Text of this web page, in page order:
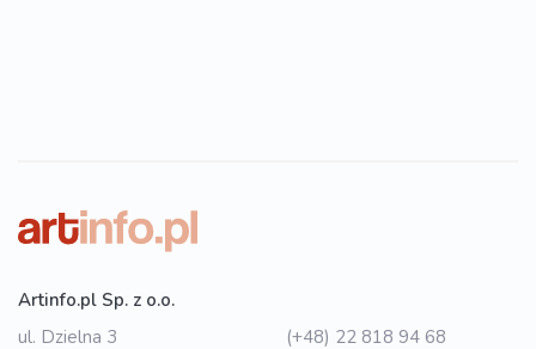
Artinfo.pl Sp. z o.o.
ul. Dzielna 3
(+48) 22 818 94 68